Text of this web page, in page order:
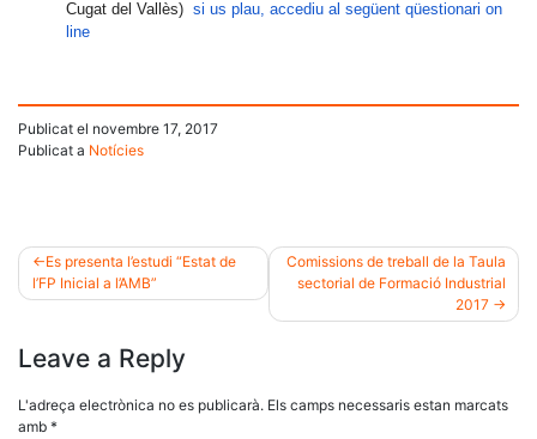
Cugat del Vallès) si us plau, accediu al següent qüestionari on
line
Publicat el novembre 17, 2017
Publicat a Notícies
Navegació
Es presenta l’estudi “Estat de
l’FP Inicial a l’AMB”
Comissions de treball de la Taula
sectorial de Formació Industrial
2017
Leave a Reply
L'adreça electrònica no es publicarà. Els camps necessaris estan marcats
amb *